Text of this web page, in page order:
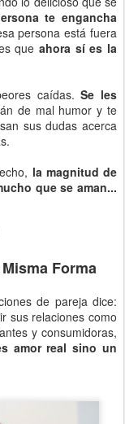
te engancha
persona está fuera
que ahora sí es la
caídas.Se les
de mal humor y te
sus dudas acerca
la magnitud de
que se aman...
Forma
de pareja dice:
sus relaciones como
y consumidoras,
amor real sino un